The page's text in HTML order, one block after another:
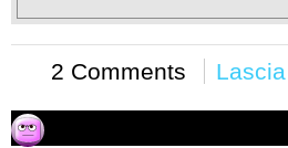
2 Comments